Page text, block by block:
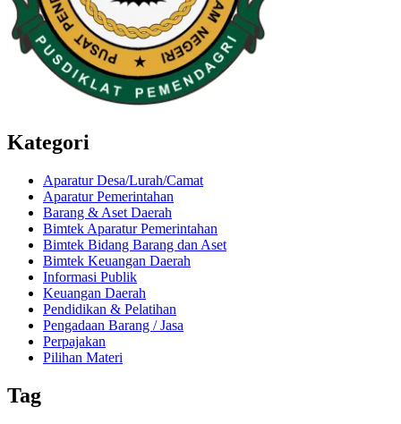
Kategori
Aparatur Desa/Lurah/Camat
Aparatur Pemerintahan
Barang & Aset Daerah
Bimtek Aparatur Pemerintahan
Bimtek Bidang Barang dan Aset
Bimtek Keuangan Daerah
Informasi Publik
Keuangan Daerah
Pendidikan & Pelatihan
Pengadaan Barang / Jasa
Perpajakan
Pilihan Materi
Tag